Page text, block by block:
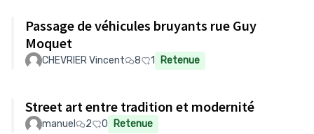
Passage de véhicules bruyants rue Guy
Moquet
CHEVRIER Vincent 8 1 Retenue
Street art entre tradition et modernité
manuel 2 0 Retenue